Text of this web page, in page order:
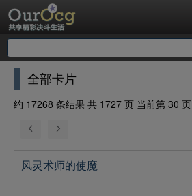
全部卡片
约 17268 条结果 共 1727 页 当前第 30 页
风灵术师的使魔